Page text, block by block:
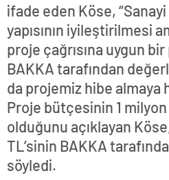
ifade eden Köse,
yapısının iyileştirilmesi
proje çağrısına uygun bir
BAKKA tarafından
da projemiz hibe almaya
Proje bütçesinin 1 milyon
olduğunu açıklayan
TL’sinin BAKKA
söyledi.